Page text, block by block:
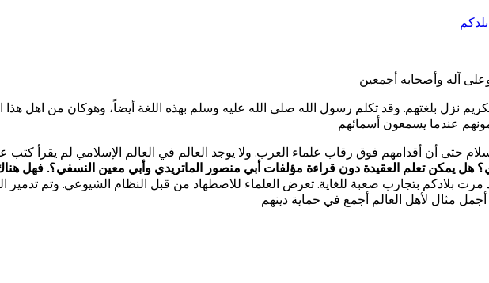
آله وأصحابه أجمعين
نزل بلغتهم. وقد تكلم رسول الله صلى الله عليه وسلم بهذه اللغة أيضاً، وهوكان من اهل هذا
عندما يسمعون أسمائهم
حتى أن أقدامهم فوق رقاب علماء العرب. ولا يوجد العالم في العالم الإسلامي لم يقرأ كتب
هل يمكن تعلم العقيدة دون قراءة مؤلفات أبي منصور الماتريدي وأبي معين النسفي؟. فهل
مرت بلادكم بتجارب صعبة للغاية. تعرض العلماء للاضطهاد من قبل النظام الشيوعي. وتم تدمير
مثال لأهل العالم أجمع في حماية دينهم